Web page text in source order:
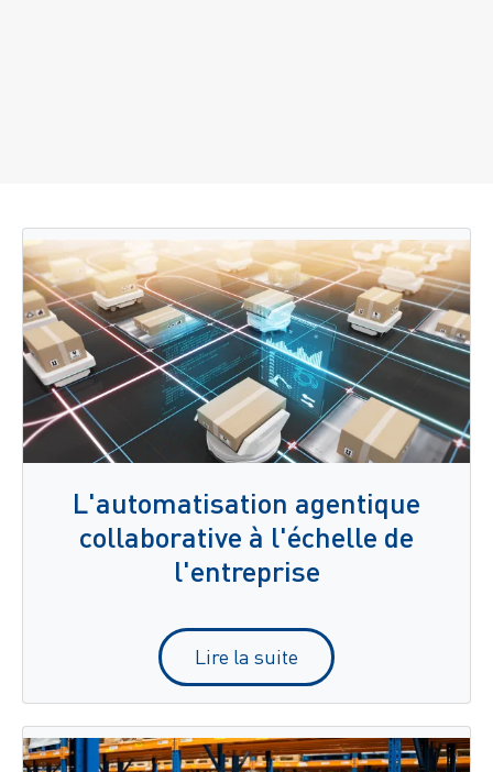
L'automatisation agentique
collaborative à l'échelle de
l'entreprise
Lire la suite